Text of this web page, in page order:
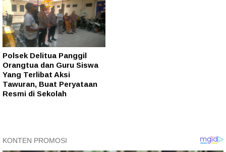
Polsek Delitua Panggil
Orangtua dan Guru Siswa
Yang Terlibat Aksi
Tawuran, Buat Peryataan
Resmi di Sekolah